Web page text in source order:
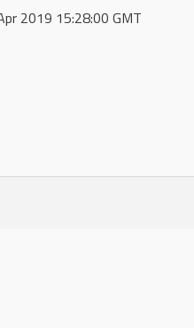
2019 15:28:00 GMT